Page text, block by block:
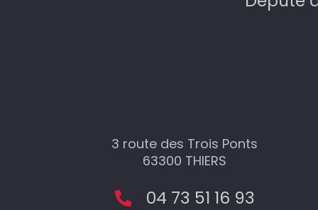
3 route des Trois Ponts
63300 THIERS
04 73 51 16 93